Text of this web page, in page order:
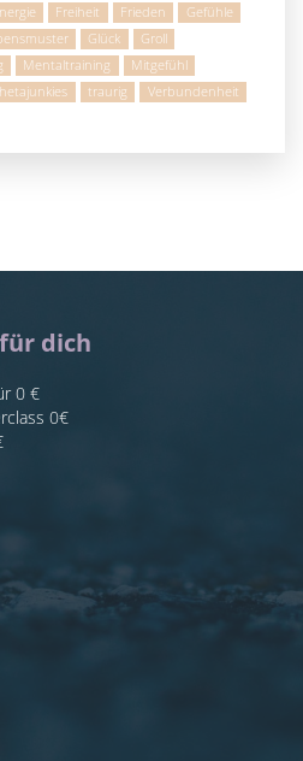
Freiheit Frieden
Gefühle
Glück
Groll
Mentaltraining
Mitgefühl
traurig
Verbundenheit
dich
0 €
0€